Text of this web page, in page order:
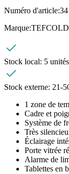
Numéro d'article:
Marque:TEFCOLD
Stock local: 5 unités
Stock externe: 21-
1 zone de
Cadre et
Système de
Très
Éclairage
Porte vitrée
Alarme de
Tablettes en